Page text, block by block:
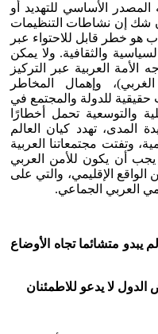
المصدر الأساسي للتهديد أو
شك إن نشاطات التنظيمات
هو خطر قابل للاحتواء عبر
والثقافية. ولا يمكن
الأمة العربية عبر التركيز
وإهمال المخاطر
حقيقية للدولة والمجتمع في
والتوسعية تحمل أخطارًا
المدى، تهدد كيان العالم
وتفتت مجتمعاتنا العربية
يجب أن يكون للأمن العربي
الواقع الإقليمي، والتي على
العربي الجماعي.
يبدو متشائما تجاه الأوضاع
لا يدعو للاطمئنان